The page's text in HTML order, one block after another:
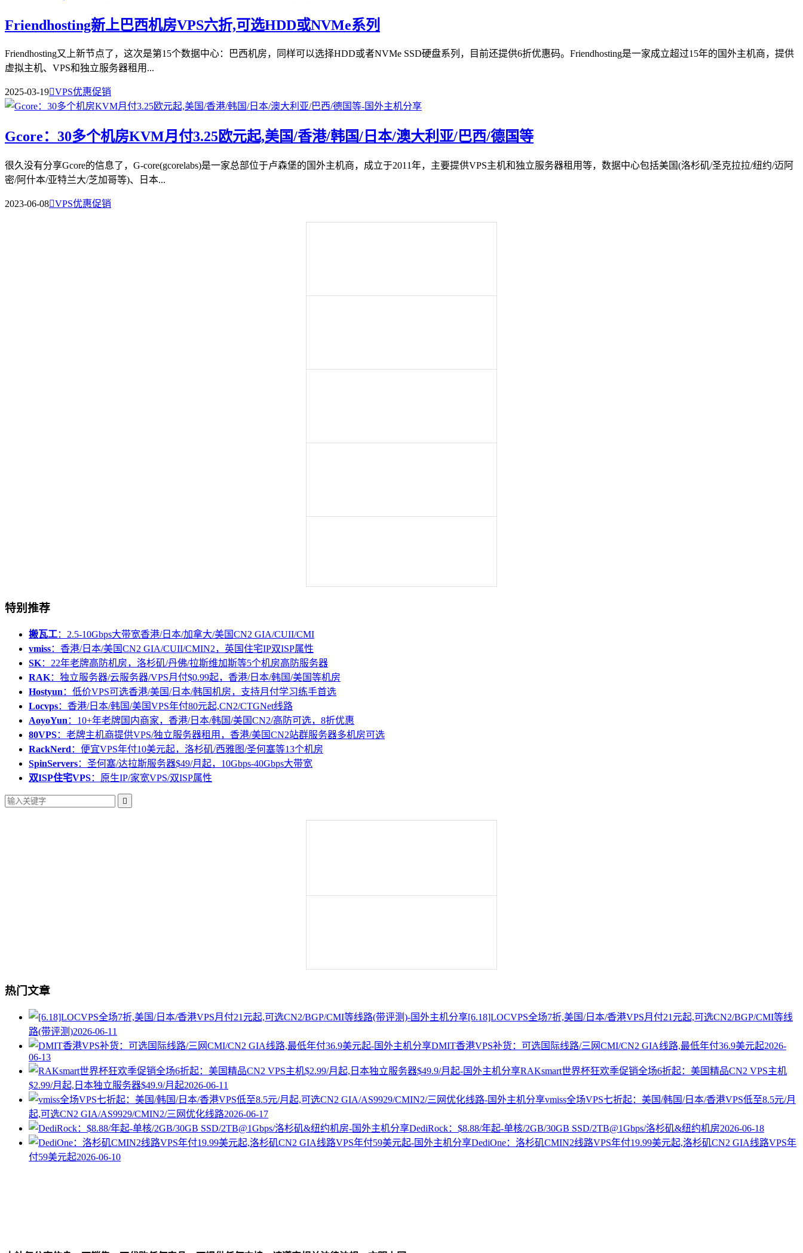
Friendhosting新上巴西机房VPS六折,可选HDD或NVMe系列
Friendhosting又上新节点了，这次是第15个数据中心：巴西机房，同样可以选择HDD或者NVMe SSD硬盘系列，目前还提供6折优惠码。Friendhosting是一家成立超过15年的国外主机商，提供
虚拟主机、VPS和独立服务器租用...
2025-03-19VPS优惠促销
Gcore：30多个机房KVM月付3.25欧元起,美国/香港/韩国/日本/澳大利亚/巴西/德国等
很久没有分享Gcore的信息了，G-core(gcorelabs)是一家总部位于卢森堡的国外主机商，成立于2011年，主要提供VPS主机和独立服务器租用等，数据中心包括美国(洛杉矶/圣克拉拉/纽约/迈阿
密/阿什本/亚特兰大/芝加哥等)、日本...
2023-06-08VPS优惠促销
特别推荐
搬瓦工：2.5-10Gbps大带宽香港/日本/加拿大/美国CN2 GIA/CUII/CMI
vmiss：香港/日本/美国CN2 GIA/CUII/CMIN2，英国住宅IP双ISP属性
SK：22年老牌高防机房，洛杉矶/丹佛/拉斯维加斯等5个机房高防服务器
RAK：独立服务器/云服务器/VPS月付$0.99起，香港/日本/韩国/美国等机房
Hostyun ：低价VPS可选香港/美国/日本/韩国机房，支持月付学习练手首选
Locvps：香港/日本/韩国/美国VPS年付80元起,CN2/CTGNet线路
AoyoYun ：10+年老牌国内商家，香港/日本/韩国/美国CN2/高防可选，8折优惠
80VPS：老牌主机商提供VPS/独立服务器租用，香港/美国CN2站群服务器多机房可选
RackNerd ：便宜VPS年付10美元起，洛杉矶/西雅图/圣何塞等13个机房
SpinServers：圣何塞/达拉斯服务器$49/月起，10Gbps-40Gbps大带宽
双ISP住宅VPS：原生IP/家宽VPS/双ISP属性

热门文章
[6.18]LOCVPS全场7折,美国/日本/香港VPS月付21元起,可选CN2/BGP/CMI等线
路(带评测)2026-06-11
DMIT香港VPS补货：可选国际线路/三网CMI/CN2 GIA线路,最低年付36.9美元起2026-
06-13
RAKsmart世界杯狂欢季促销全场6折起：美国精品CN2 VPS主机
$2.99/月起,日本独立服务器$49.9/月起2026-06-11
vmiss全场VPS七折起：美国/韩国/日本/香港VPS低至8.5元/月
起,可选CN2 GIA/AS9929/CMIN2/三网优化线路2026-06-17
DediRock：$8.88/年起-单核/2GB/30GB SSD/2TB@1Gbps/洛杉矶&纽约机房2026-06-18
DediOne：洛杉矶CMIN2线路VPS年付19.99美元起,洛杉矶CN2 GIA线路VPS年
付59美元起2026-06-10